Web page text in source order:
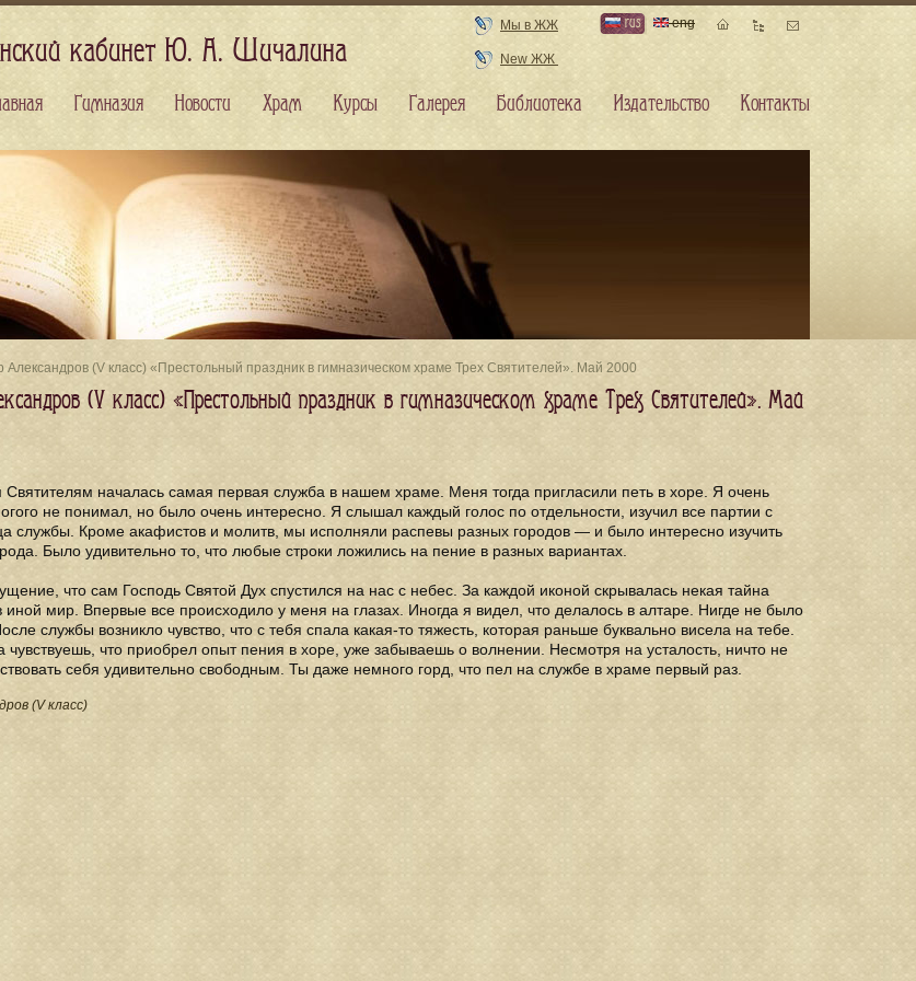
Александров (V класс) «Престольный праздник в гимназическом храме Трех Святителей». Май 2000
(V класс) «Престольный праздник в гимназическом храме Трех Святителей». Май
началась самая первая служба в нашем храме. Меня тогда пригласили петь в хоре. Я очень
не понимал, но было очень интересно. Я слышал каждый голос по отдельности, изучил все партии с
службы. Кроме акафистов и молитв, мы исполняли распевы разных городов — и было интересно изучить
Было удивительно то, что любые строки ложились на пение в разных вариантах.
что сам Господь Святой Дух спустился на нас с небес. За каждой иконой скрывалась некая тайна
иной мир. Впервые все происходило у меня на глазах. Иногда я видел, что делалось в алтаре. Нигде не было
службы возникло чувство, что с тебя спала какая-то тяжесть, которая раньше буквально висела на тебе.
чувствуешь, что приобрел опыт пения в хоре, уже забываешь о волнении. Несмотря на усталость, ничто не
себя удивительно свободным. Ты даже немного горд, что пел на службе в храме первый раз.
(V класс)
кабинет Ю. А. Шичалина
Мы в ЖЖ
New ЖЖ
rus eng
Гимназия Новости Храм Курсы Галерея Библиотека Издательство Контакты